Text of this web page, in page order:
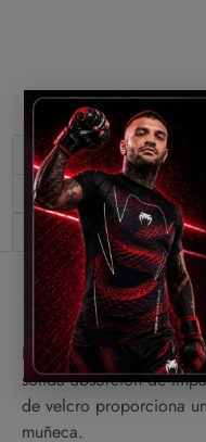
Descripción
Información adicional
Valoraciones (0)
Descripción
La espuma inyectada
sólida absorción de
de velcro proporciona
muñeca.